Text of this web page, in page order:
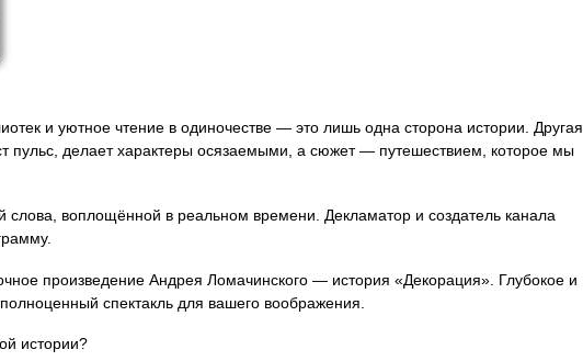
и уютное чтение в одиночестве — это лишь одна сторона истории. Другая
пульс, делает характеры осязаемыми, а сюжет — путешествием, которое мы
слова, воплощённой в реальном времени. Декламатор и создатель канала
произведение Андрея Ломачинского — история «Декорация». Глубокое и
спектакль для вашего воображения.
истории?